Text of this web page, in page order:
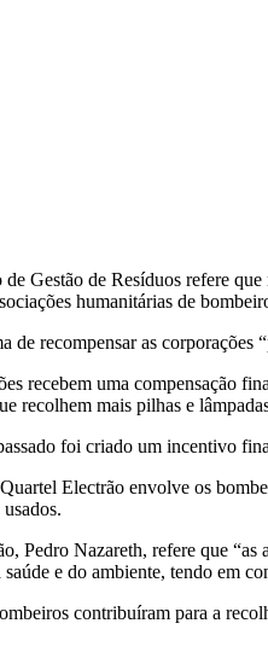
Gestão de Resíduos refere
humanitárias de
de recompensar as
recebem uma compensação
recolhem mais pilhas e
foi criado um incentivo
Electrão envolve os
Pedro Nazareth, refere que “as
e do ambiente, tendo em
contribuíram para a